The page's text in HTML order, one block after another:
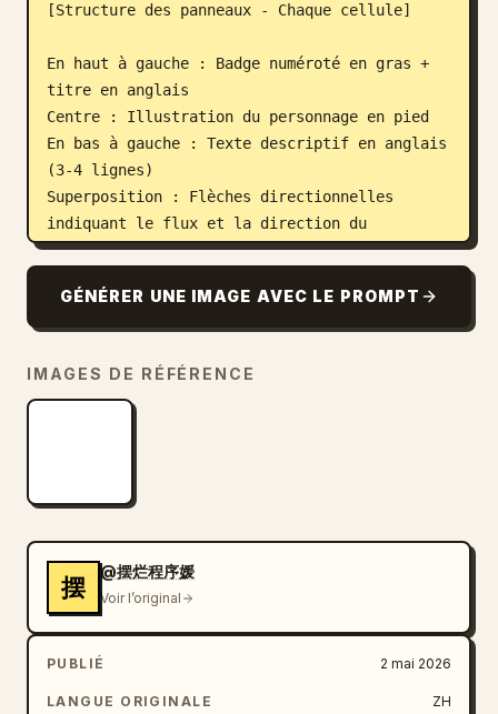
[Structure des panneaux - Chaque cellule]
En haut à gauche : Badge numéroté en gras +
titre en anglais
Centre : Illustration du personnage en pied
En bas à gauche : Texte descriptif en anglais
(3-4 lignes)
Superposition : Flèches directionnelles
indiquant le flux et la direction du
mouvement
[Flèches/Indicateurs de mouvement]
Flèches courbes, flèches droites et
autour du personnage pour montrer le flux du
mouvement.
achromatique, ombrage en niveaux de gris, art
linéaire épuré, qualité concept art de jeu
vidéo.
d'autres personnages, pas d'arrière-plans
GÉNÉRER UNE IMAGE AVEC LE PROMPT
IMAGES DE RÉFÉRENCE
摆
@摆烂程序媛
Voir l’original
PUBLIÉ 2 mai 2026
LANGUE ORIGINALE ZH